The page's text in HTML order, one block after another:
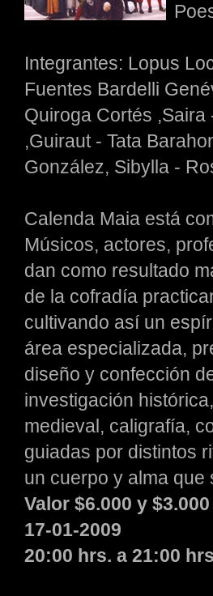
Integrantes: Lopus
Fuentes Bardelli
Quiroga Cortés ,Saira
,Guiraut - Tata
González, Sibylla -
Calenda Maia está
Músicos, actores,
dan como resultado
de la cofradía
cultivando así un
área especializada,
diseño y confección
investigación
medieval, caligrafía,
guiadas por distintos
un cuerpo y alma que
Valor $6.000 y
17-01-2009
20:00 hrs. a 21:00